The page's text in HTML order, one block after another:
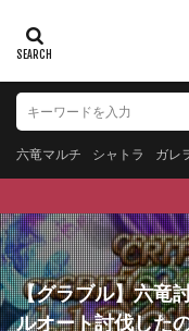
六竜マルチ シャトラ ガレ
【グラブル】六竜
ルオート討伐した